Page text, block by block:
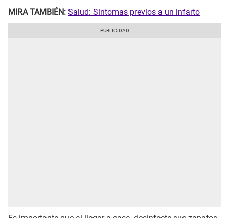
MIRA TAMBIÉN: Salud: Síntomas previos a un infarto